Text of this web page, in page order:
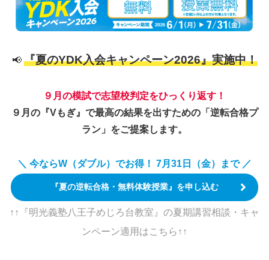
📢 『夏のYDK入会キャンペーン2026』実施中！
９月の模試で志望校判定をひっくり返す！
９月の『Vもぎ』で最高の結果を出すための「逆転合格プ
ラン」をご提案します。
＼ 今ならW（ダブル）でお得！ 7月31日（金）まで ／
『夏の逆転合格・無料体験授業』を申し込む
↑↑『明光義塾八王子めじろ台教室』の夏期講習相談・キャ
ンペーン適用はこちら↑↑